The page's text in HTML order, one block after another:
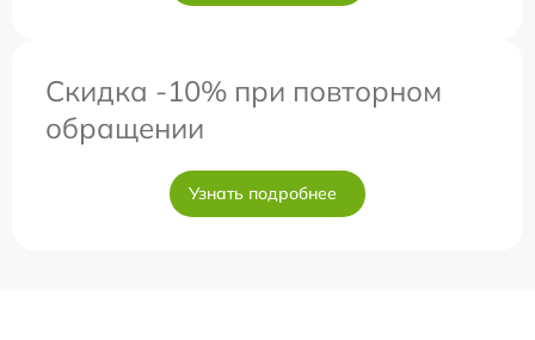
Скидка -10% при повторном
обращении
Узнать подробнее